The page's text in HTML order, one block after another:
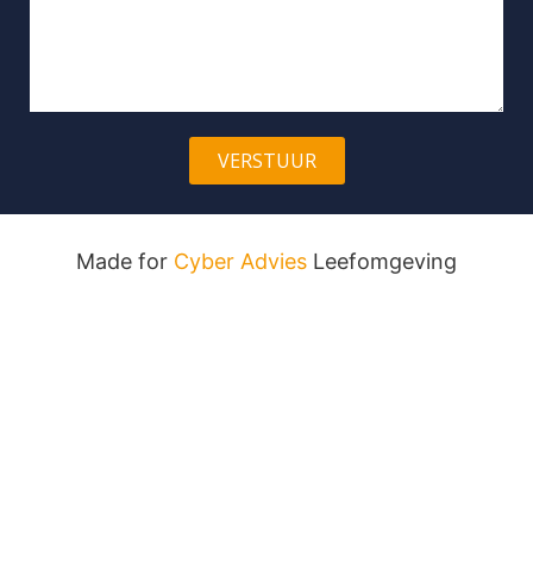
VERSTUUR
Made for Cyber Advies Leefomgeving